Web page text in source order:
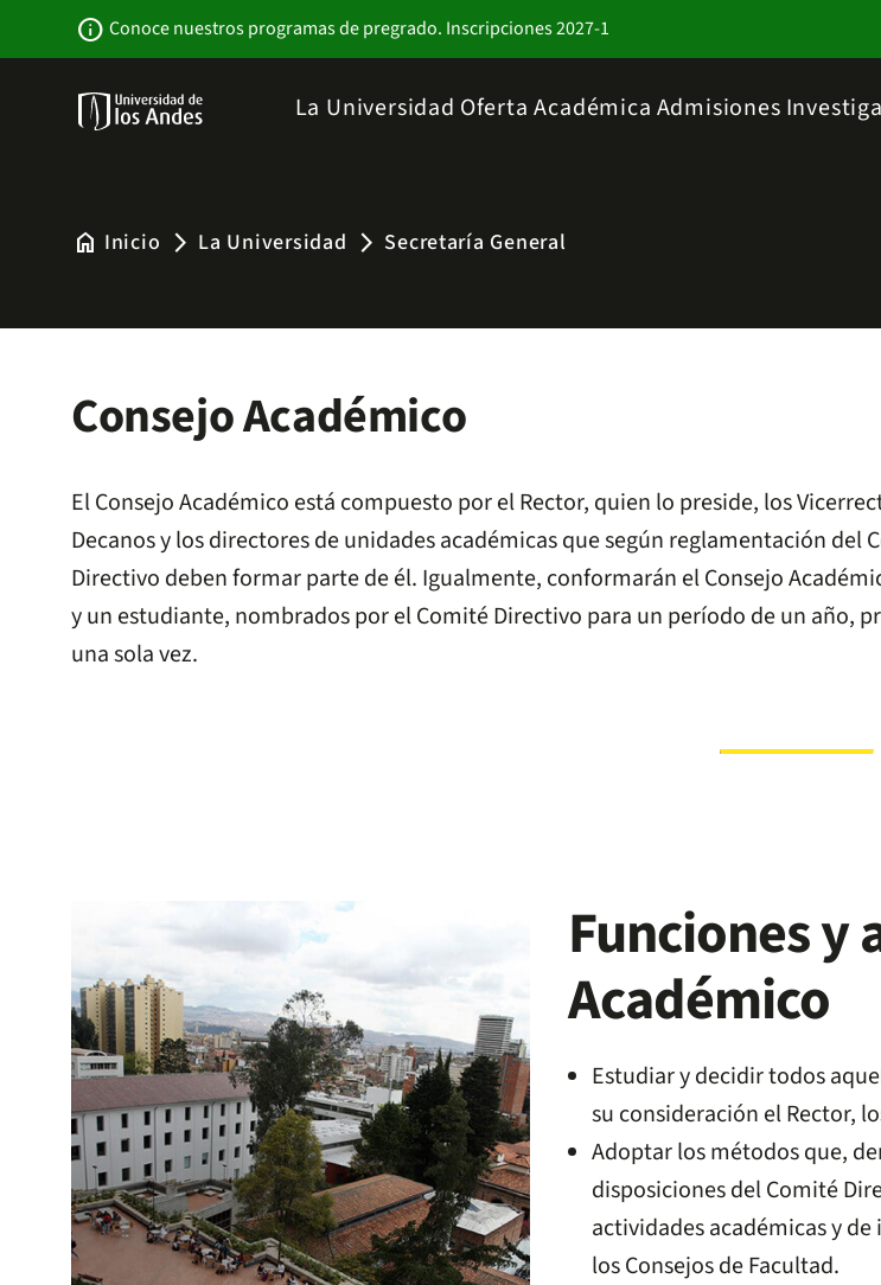
info Conoce nuestros programas de pregrado. Inscripciones 2027-1
La Universidad Oferta Académica Admisiones
home Inicio arrow_forward_ios La Universidad arrow_forward_ios Secretaría General
Consejo Académico
El Consejo Académico está compuesto por el Rector, quien lo preside, los
Decanos y los directores de unidades académicas que según reglamentación del
Directivo deben formar parte de él. Igualmente, conformarán el Consejo
y un estudiante, nombrados por el Comité Directivo para un período de un año,
una sola vez.
Funciones y
Académico
Estudiar y decidir todos
su consideración el Rector,
Adoptar los métodos que,
disposiciones del Comité
actividades académicas y
los Consejos de Facultad.